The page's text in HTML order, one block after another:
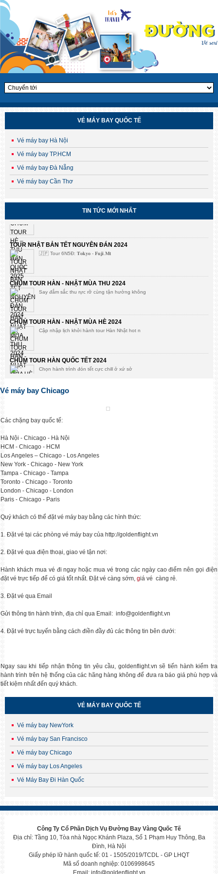
VÉ MÁY BAY QUỐC TẾ
Vé máy bay Hà Nội
Vé máy bay TP.HCM
Vé máy bay Đà Nẵng
Vé máy bay Cần Thơ
TIN TỨC MỚI NHẤT
CHÙM TOUR HÈ – THU HÀN QUỐC 2025
Săn lá vàng, chạm cỏ hồng – Ưu đãi sớm
TOUR NHẬT BẢN TẾT NGUYÊN ĐÁN 2024
🇯🇵 Tour 6N5Đ: 𝐓𝐨𝐤𝐲𝐨 - 𝐅𝐮𝐣𝐢.𝐌𝐭
CHÙM TOUR HÀN - NHẬT MÙA THU 2024
Say đắm sắc thu rực rỡ cùng tận hưởng không
CHÙM TOUR HÀN - NHẬT MÙA HÈ 2024
Cập nhập lịch khởi hành tour Hàn Nhật hot n
CHÙM TOUR HÀN QUỐC TẾT 2024
Chọn hành trình đón tết cực chill ở xứ sở
Bùng khuyến mại tour mùa hè 2023
KHUYẾN MẠI TOUR HÀN NHẬT DUY NHẤT CÓ TẠI GOLDEN FLIGHT
Tour 5N4Đ SEOUL - NAMI - EVERLAND - YEOUIDO
HÀ NỘI - SEOUL-NAMI- EVERLAND – NGẮM HOA ANH ĐÀO&
CẬP NHẬP TOUR TẾT NGUYÊN ĐÁN 2023
Mỗi độ Tết đến xuân về, gia đình xum vầy
TOUR HÀN QUỐC TẾT NGUYÊN ĐÁN 2023 BAY VN
Săn lá vàng, chạm cỏ hồng – Ưu đãi sớm
TOUR NHẬT BẢN TẾT NGUYÊN ĐÁN 2024
🇯🇵 Tour 6N5Đ: 𝐓𝐨𝐤𝐲𝐨 - 𝐅𝐮𝐣𝐢.𝐌𝐭
CHÙM TOUR HÀN - NHẬT MÙA THU 2024
Say đắm sắc thu rực rỡ cùng tận hưởng không
CHÙM TOUR HÀN - NHẬT MÙA HÈ 2024
CHÙM TOUR HÀN QUỐC TẾT 2024
Chọn hành trình đón tết cực chill ở xứ sở
Bùng khuyến mại tour mùa hè 2023
Mua 1 được 4: Đi tour Hàn / Nhật nhận
Tour 5N4Đ SEOUL - NAMI - EVERLAND - YEOUIDO
HÀ NỘI - SEOUL-NAMI- EVERLAND – NGẮM HOA ANH ĐÀO&
Vé máy bay Chicago
Các chặng bay quốc tế:
Hà Nội - Chicago - Hà Nội
HCM - Chicago - HCM
Los Angeles – Chicago - Los Angeles
New York - Chicago - New York
Tampa - Chicago - Tampa
Toronto - Chicago - Toronto
London - Chicago - London
Paris - Chicago - Paris
Quý khách có thể đặt vé máy bay bằng các hình thức:
1. Đặt vé tại các phòng vé máy bay của http://goldenflight.vn
2. Đặt vé qua điện thoại, giao vé tận nơi:
Hành khách mua vé đi ngay hoặc mua vé trong các ngày cao điểm nên gọi điện
đặt vé trực tiếp để có giá tốt nhất. Đặt vé càng sớm, giá vé càng rẻ.
3. Đặt vé qua Email
Gửi thông tin hành trình, địa chỉ qua Email: info@goldenflight.vn
4. Đặt vé trực tuyến bằng cách điền đầy đủ các thông tin bên dưới:
Ngay sau khi tiếp nhận thông tin yêu cầu, goldenflight.vn sẽ tiến hành kiểm tra
hành trình trên hệ thống của các hãng hàng không để đưa ra báo giá phù hợp và
tiết kiệm nhất đến quý khách.
VÉ MÁY BAY QUỐC TẾ
Vé máy bay NewYork
Vé máy bay San Francisco
Vé máy bay Chicago
Vé máy bay Los Angeles
Vé Máy Bay Đi Hàn Quốc
Công Ty Cổ Phần Dịch Vụ Đường Bay Vàng Quốc Tế
Địa chỉ: Tầng 10, Tòa nhà Ngọc Khánh Plaza, Số 1 Phạm Huy Thông, Ba
Đình, Hà Nội
Giấy phép lữ hành quốc tế: 01 - 1505/2019/TCDL - GP LHQT
Mã số doanh nghiệp: 0106998645
Email: info@goldenflight.vn